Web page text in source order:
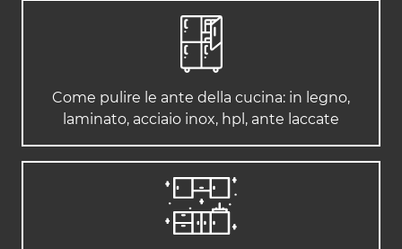
Come pulire le ante della cucina: in legno,
laminato, acciaio inox, hpl, ante laccate